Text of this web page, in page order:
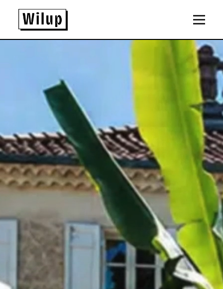
Revenir sur la page d'accueil